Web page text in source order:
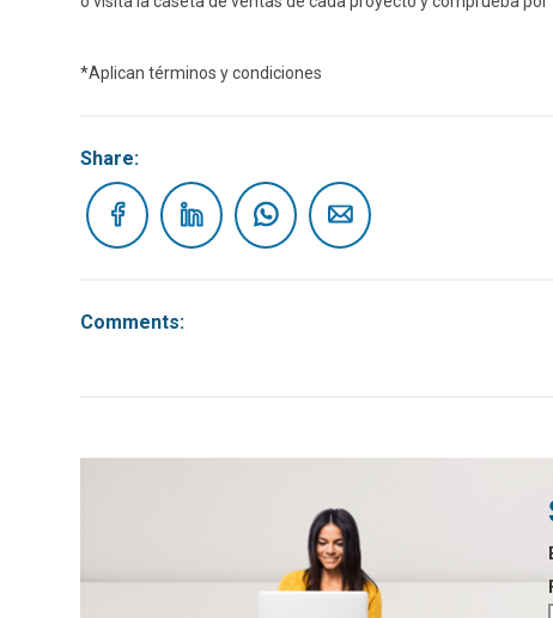
*Aplican términos y condiciones
Share:
Comments: